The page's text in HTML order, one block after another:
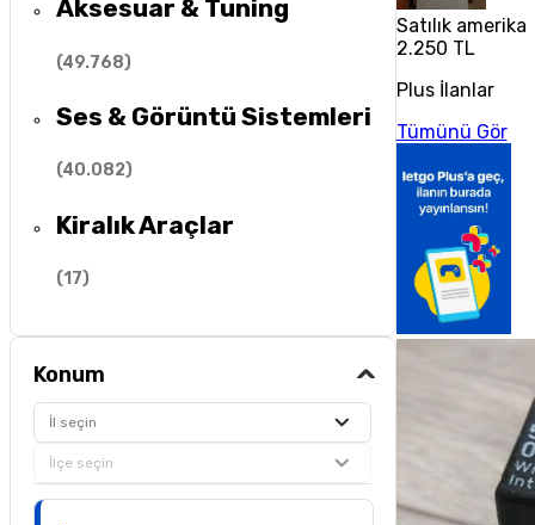
Aksesuar & Tuning
(49.768)
Ses & Görüntü Sistemleri
(40.082)
Kiralık Araçlar
(17)
Konum
İl seçin
İlçe seçin
Satılık
2.250 TL
Plus İlanlar
Tümünü Gör